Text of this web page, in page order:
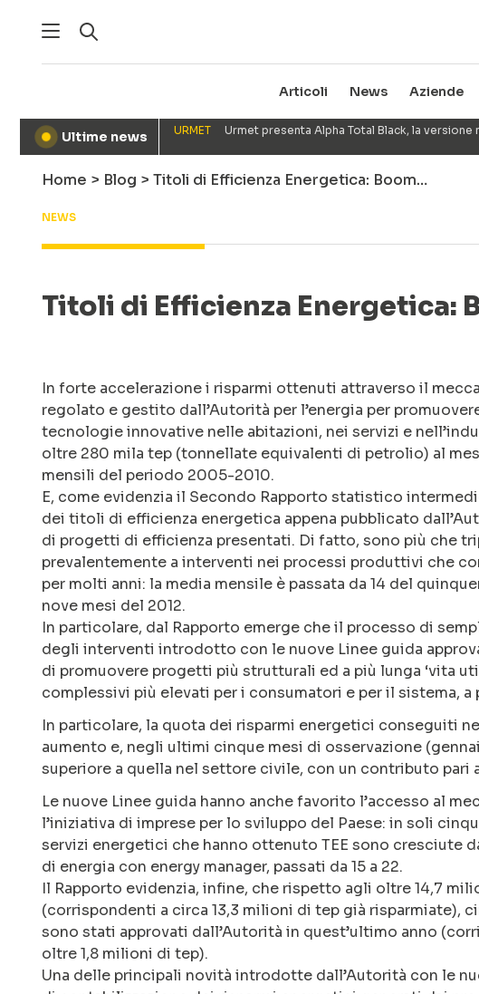
Articoli News Aziende
● Ultime news URMET Urmet presenta Alpha Total Black, la
Home > Blog > Titoli di Efficienza Energetica: Boom…
NEWS
Titoli di Efficienza Energetica:
In forte accelerazione i risparmi ottenuti attraverso il
regolato e gestito dall’Autorità per l’energia per
tecnologie innovative nelle abitazioni, nei servizi e
oltre 280 mila tep (tonnellate equivalenti di petrolio) al
mensili del periodo 2005-2010.
E, come evidenzia il Secondo Rapporto statistico
dei titoli di efficienza energetica appena pubblicato
di progetti di efficienza presentati. Di fatto, sono più che
prevalentemente a interventi nei processi produttivi che
per molti anni: la media mensile è passata da 14 del
nove mesi del 2012.
In particolare, dal Rapporto emerge che il processo di
degli interventi introdotto con le nuove Linee guida
di promuovere progetti più strutturali ed a più lunga ‘vita
complessivi più elevati per i consumatori e per il sistema,
In particolare, la quota dei risparmi energetici conseguiti
aumento e, negli ultimi cinque mesi di osservazione
superiore a quella nel settore civile, con un contributo pari
Le nuove Linee guida hanno anche favorito l’accesso al
l’iniziativa di imprese per lo sviluppo del Paese: in soli
servizi energetici che hanno ottenuto TEE sono cresciute
di energia con energy manager, passati da 15 a 22.
Il Rapporto evidenzia, infine, che rispetto agli oltre 14,7
(corrispondenti a circa 13,3 milioni di tep già risparmiate),
sono stati approvati dall’Autorità in quest’ultimo anno
oltre 1,8 milioni di tep).
Una delle principali novità introdotte dall’Autorità con le